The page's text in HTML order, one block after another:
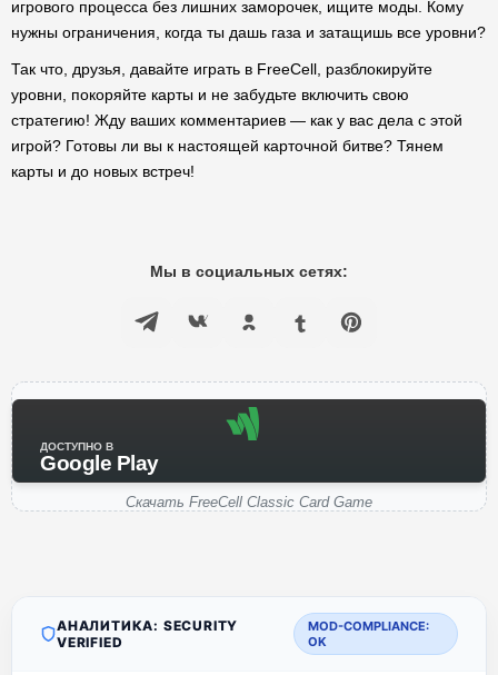
игрового процесса без лишних заморочек, ищите моды. Кому
нужны ограничения, когда ты дашь газа и затащишь все уровни?
Так что, друзья, давайте играть в FreeCell, разблокируйте
уровни, покоряйте карты и не забудьте включить свою
стратегию! Жду ваших комментариев — как у вас дела с этой
игрой? Готовы ли вы к настоящей карточной битве? Тянем
карты и до новых встреч!
Мы в социальных сетях:
ДОСТУПНО В
Google Play
Скачать FreeCell Classic Card Game
АНАЛИТИКА: SECURITY
VERIFIED
MOD-COMPLIANCE:
OK